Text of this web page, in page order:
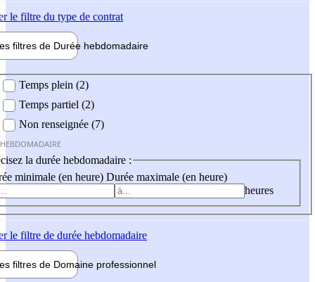
le filtre du type de contrat
filtres de Durée hebdomadaire
Temps plein (2)
Temps partiel (2)
Non renseignée (7)
la durée hebdomadaire :
minimale (en heure) Durée maximale (en heure)
heures
le filtre de durée hebdomadaire
filtres de Domaine professionnel